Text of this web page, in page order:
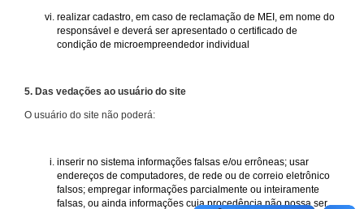
realizar cadastro, em caso de reclamação de MEI, em nome do
responsável e deverá ser apresentado o certificado de
condição de microempreendedor individual
5. Das vedações ao usuário do site
O usuário do site não poderá:
inserir no sistema informações falsas e/ou errôneas; usar
endereços de computadores, de rede ou de correio eletrônico
falsos; empregar informações parcialmente ou inteiramente
falsas, ou ainda informações cuja procedência não possa ser